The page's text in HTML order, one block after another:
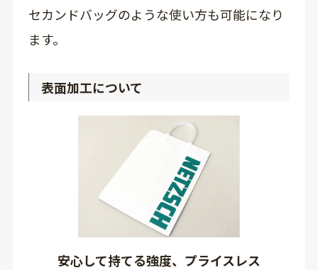
セカンドバッグのような使い方も可能になり
ます。
表面加工について
安心して持てる強度、プライスレス